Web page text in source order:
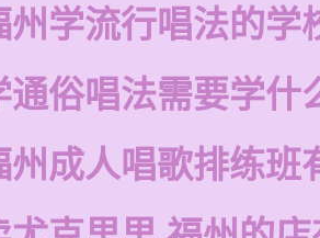
州学流行唱法的学
通俗唱法需要学什
州成人唱歌排练班